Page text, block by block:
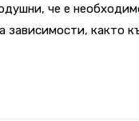
че е
зависимости, както